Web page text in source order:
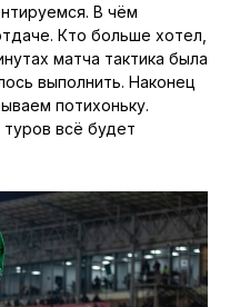
В чём
Кто больше хотел,
матча тактика была
выполнить. Наконец
потихоньку.
всё будет